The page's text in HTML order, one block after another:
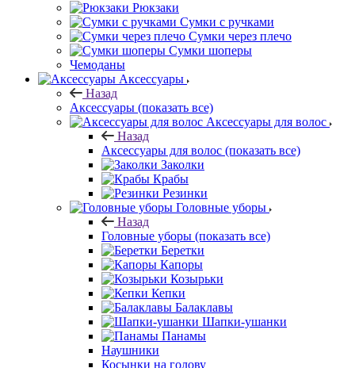
Рюкзаки
Сумки с ручками
Сумки через плечо
Сумки шоперы
Чемоданы
Аксессуары
Назад
Аксессуары (показать все)
Аксессуары для волос
Назад
Аксессуары для волос (показать все)
Заколки
Крабы
Резинки
Головные уборы
Назад
Головные уборы (показать все)
Беретки
Капоры
Козырьки
Кепки
Балаклавы
Шапки-ушанки
Панамы
Наушники
Косынки на голову